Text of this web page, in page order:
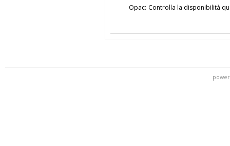
Opac: Controlla la disponibilità